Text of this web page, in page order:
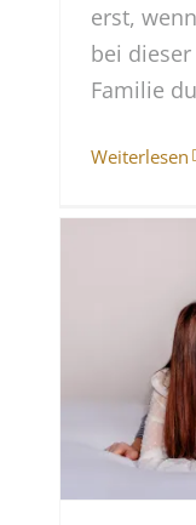
erst,
bei
Familie
Weiterlesen